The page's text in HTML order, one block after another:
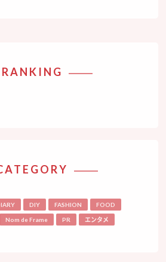
RANKING
DIY FASHION FOOD
Nom de Frame PR エンタメ